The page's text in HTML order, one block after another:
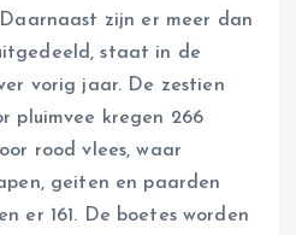
zijn er meer dan
staat in de
vorig jaar. De zestien
pluimvee kregen 266
rood vlees, waar
geiten en paarden
er 161. De boetes worden